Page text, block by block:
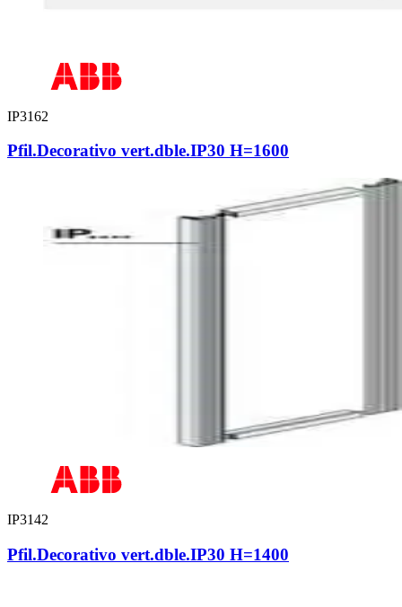
IP3162
Pfil.Decorativo vert.dble.IP30 H=1600
IP3142
Pfil.Decorativo vert.dble.IP30 H=1400